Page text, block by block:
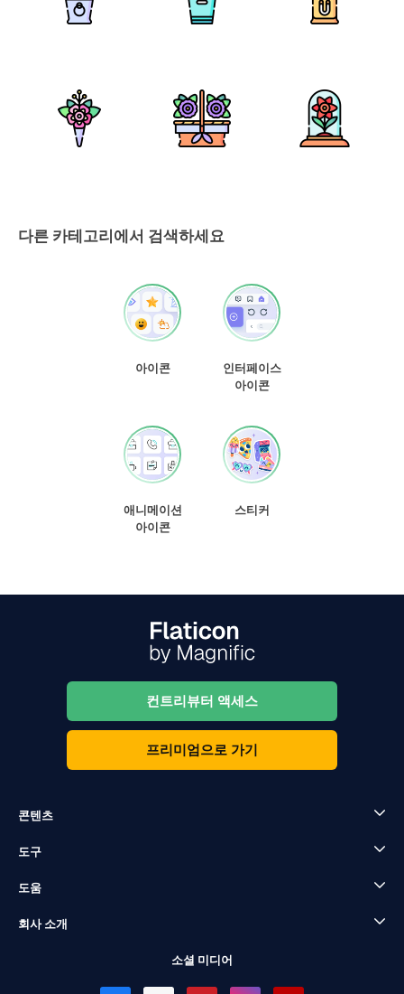
다른 카테고리에서 검색하세요
아이콘
인터페이스
아이콘
애니메이션
아이콘
스티커
컨트리뷰터 액세스
프리미엄으로 가기
콘텐츠
도구
도움
회사 소개
소셜 미디어